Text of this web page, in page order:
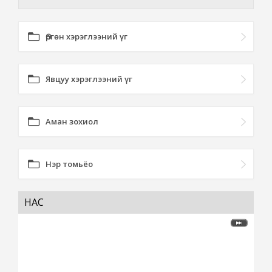
Өргөн хэрэглээний үг
Явцуу хэрэглээний үг
Аман зохиол
Нэр томьёо
НАС